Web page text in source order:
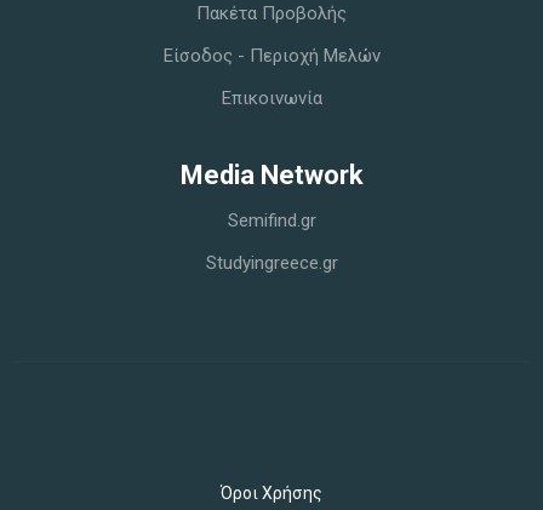
Πακέτα Προβολής
Είσοδος - Περιοχή Μελών
Επικοινωνία
Media Network
Semifind.gr
Studyingreece.gr
Όροι Χρήσης